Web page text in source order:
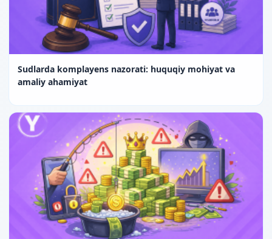
Sudlarda komplayens nazorati: huquqiy mohiyat va
amaliy ahamiyat